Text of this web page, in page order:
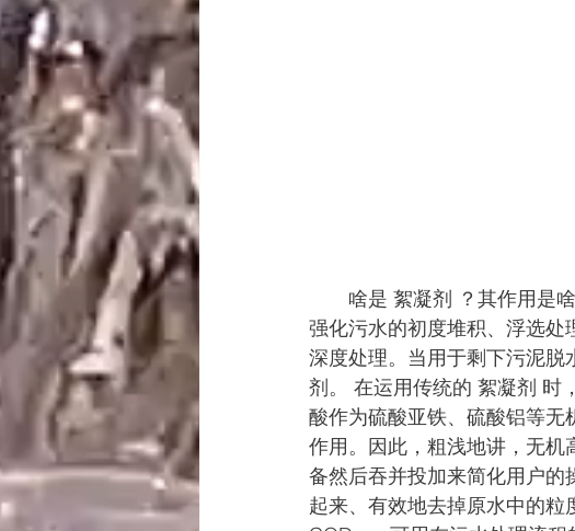
啥是 絮凝剂 ？其作用是啥
强化污水的初度堆积、浮选
深度处理。当用于剩下污泥
剂。 在运用传统的 絮凝剂 时
酸作为硫酸亚铁、硫酸铝等
作用。因此，粗浅地讲，无机
备然后吞并投加来简化用户
起来、有效地去掉原水中的